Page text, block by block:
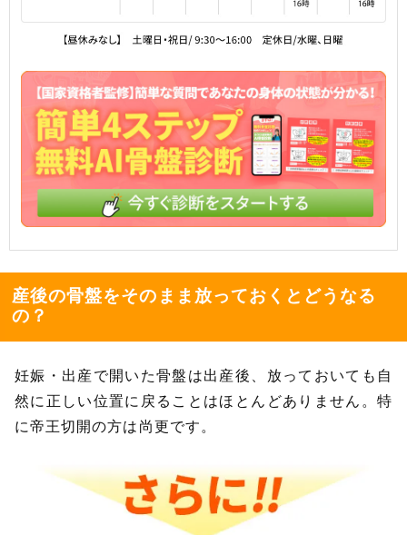
産後の骨盤をそのまま放っておくとどうなる
の？
妊娠・出産で開いた骨盤は出産後、放っておいても自
然に正しい位置に戻ることはほとんどありません。特
に帝王切開の方は尚更です。